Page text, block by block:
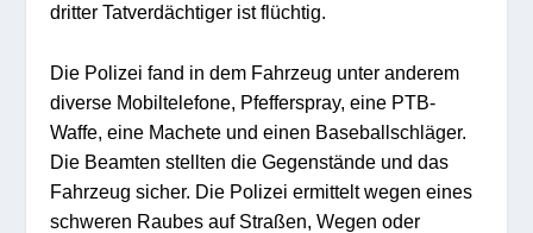
dritter Tatverdächtiger ist flüchtig.
Die Polizei fand in dem Fahrzeug unter anderem
diverse Mobiltelefone, Pfefferspray, eine PTB-
Waffe, eine Machete und einen Baseballschläger.
Die Beamten stellten die Gegenstände und das
Fahrzeug sicher. Die Polizei ermittelt wegen eines
schweren Raubes auf Straßen, Wegen oder